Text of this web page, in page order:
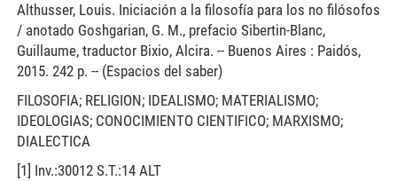
Althusser, Louis. Iniciación a la filosofía para los no filósofos
/ anotado Goshgarian, G. M., prefacio Sibertin-Blanc,
Guillaume, traductor Bixio, Alcira. -- Buenos Aires : Paidós,
2015. 242 p. -- (Espacios del saber)
FILOSOFIA; RELIGION; IDEALISMO; MATERIALISMO;
IDEOLOGIAS; CONOCIMIENTO CIENTIFICO; MARXISMO;
DIALECTICA
[1] Inv.:30012 S.T.:14 ALT